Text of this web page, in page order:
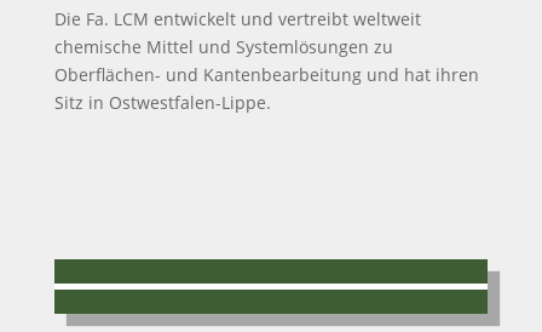
Die Fa. LCM entwickelt und vertreibt weltweit
chemische Mittel und Systemlösungen zu
Oberflächen- und Kantenbearbeitung und hat ihren
Sitz in Ostwestfalen-Lippe.